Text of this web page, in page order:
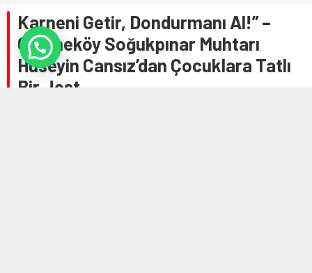
Karneni Getir, Dondurmanı Al!” –
Çekmeköy Soğukpınar Muhtarı
Hüseyin Cansız’dan Çocuklara Tatlı
Bir Jest